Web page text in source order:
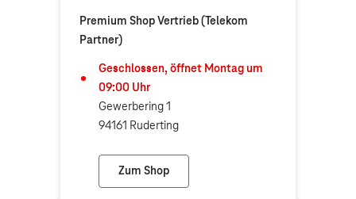
Premium Shop Vertrieb (Telekom
Partner)
Geschlossen, öffnet Montag um
09:00 Uhr
Gewerbering 1
94161 Ruderting
Zum Shop
Premium Shop Vertrieb (Telekom Partner)